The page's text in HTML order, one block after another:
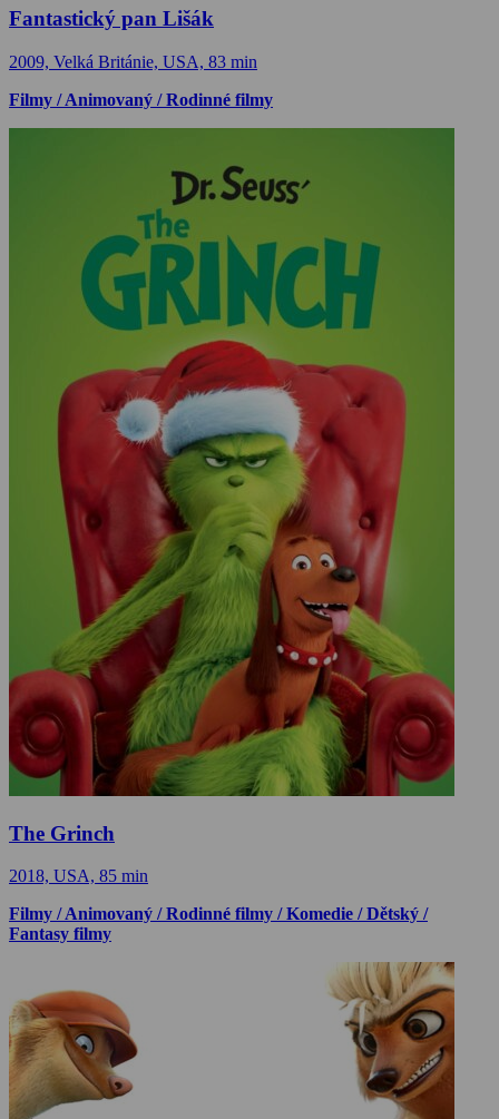
Fantastický pan Lišák
2009, Velká Británie, USA, 83 min
Filmy / Animovaný / Rodinné filmy
The Grinch
2018, USA, 85 min
Filmy / Animovaný / Rodinné filmy / Komedie / Dětský /
Fantasy filmy